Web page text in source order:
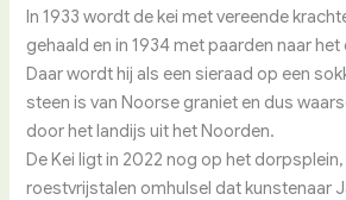
In 1933 wordt de kei met vereende
gehaald en in 1934 met paarden naar
Daar wordt hij als een sieraad op een
steen is van Noorse graniet en dus
door het landijs uit het Noorden.
De Kei ligt in 2022 nog op het
roestvrijstalen omhulsel dat kunstenaar